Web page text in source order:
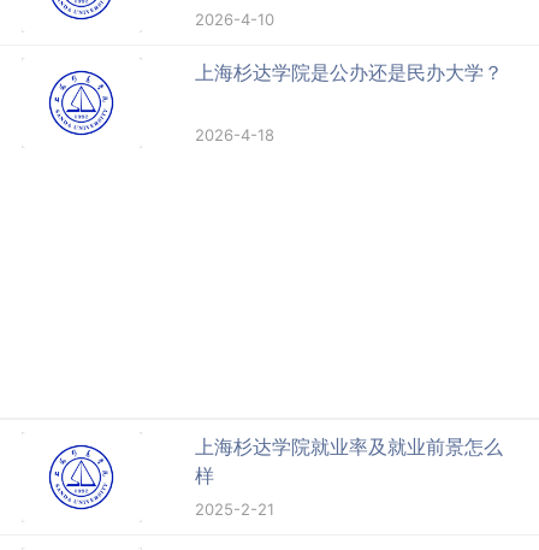
2026-4-10
上海杉达学院是公办还是民办大学？
2026-4-18
上海杉达学院就业率及就业前景怎么
样
2025-2-21